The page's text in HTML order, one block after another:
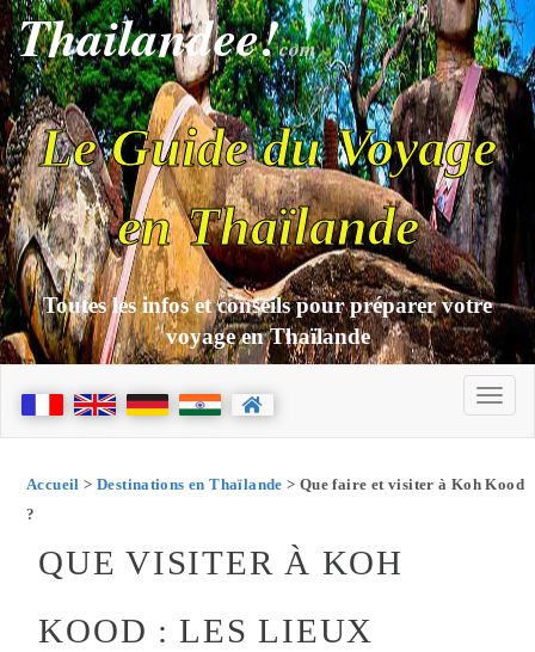
Thailandee!com
Le Guide du Voyage
en Thaïlande
Toutes les infos et conseils pour préparer votre
voyage en Thaïlande
Accueil > Destinations en Thaïlande > Que faire et visiter à Koh Kood
?
QUE VISITER À KOH
KOOD : LES LIEUX